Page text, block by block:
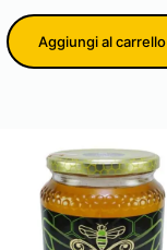
prezzo
originale
era:
prezzo
attuale
è:
Aggiungi al carrello